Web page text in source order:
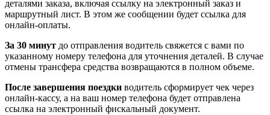
деталями заказа, включая ссылку на электронный заказ и
маршрутный лист. В этом же сообщении будет ссылка для
онлайн-оплаты.
За 30 минут до отправления водитель свяжется с вами по
указанному номеру телефона для уточнения деталей. В случае
отмены трансфера средства возвращаются в полном объеме.
После завершения поездки водитель сформирует чек через
онлайн-кассу, а на ваш номер телефона будет отправлена
ссылка на электронный фискальный документ.